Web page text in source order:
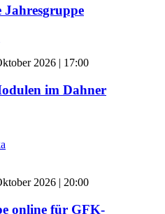
2026 | 17:00
im Dahner
2026 | 20:00
online für GFK-